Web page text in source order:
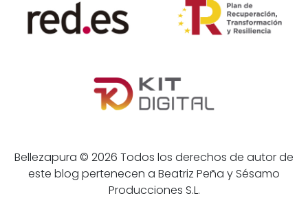
Bellezapura © 2026 Todos los derechos de autor de
este blog pertenecen a Beatriz Peña y Sésamo
Producciones S.L.